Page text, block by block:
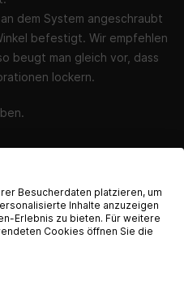
dem System angeschraubt
befestigt. Wir empfehlen
beugt man gleich vor, dass
lockern.
Bewerten
recognized
that you are from USA.
Version of Radical
Besucherdaten platzieren, um
Inhalte anzuzeigen
Erlebnis zu bieten. Für weitere
Cookies öffnen Sie die